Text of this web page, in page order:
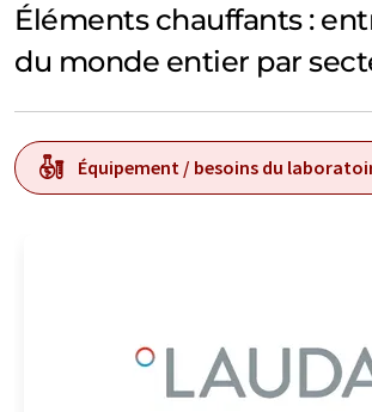
Éléments chauffants :
du monde entier par
Équipement / besoins du